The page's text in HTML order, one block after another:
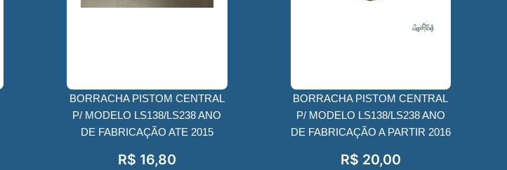
BORRACHA PISTOM CENTRAL
P/ MODELO LS138/LS238 ANO
DE FABRICAÇÃO ATE 2015
R$ 16,80
BORRACHA PISTOM CENTRAL
P/ MODELO LS138/LS238 ANO
DE FABRICAÇÃO A PARTIR 2016
R$ 20,00